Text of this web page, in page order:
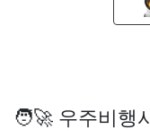
🧑‍🚀 우주비행